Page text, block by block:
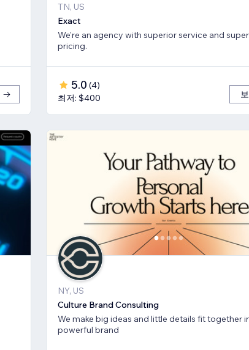
TN, US
Exact
We're an agency with superior service and
pricing.
5.0 (4)
최저: $400
NY, US
Culture Brand Consulting
We make big ideas and little details fit together
powerful brand